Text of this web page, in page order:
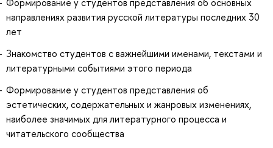
направлениях развития русской литературы последних 30
лет
Знакомство студентов с важнейшими именами, текстами и
литературными событиями этого периода
Формирование у студентов представления об
эстетических, содержательных и жанровых изменениях,
наиболее значимых для литературного процесса и
читательского сообщества